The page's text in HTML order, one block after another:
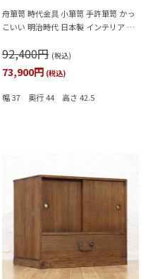
舟箪笥 時代金具 小箪笥 手許箪笥 かっ
こいい 明治時代 日本製 インテリア 和
92,400円 (税込)
73,900円 (税込)
幅 37 奥行 44 高さ 42.5